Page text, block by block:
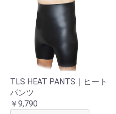
TLS HEAT PANTS｜ヒート
パンツ
￥9,790